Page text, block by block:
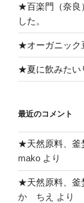
★百楽門（奈良
した。
★オーガニック
★夏に飲みたい
最近のコメント
★天然原料、釜
mako より
★天然原料、釜
か ちえ
より